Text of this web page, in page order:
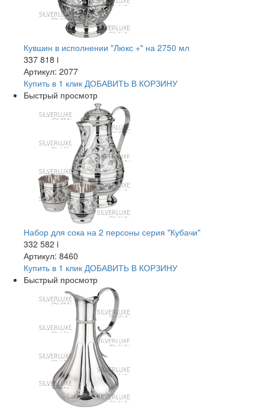
Кувшин в исполнении "Люкс +" на 2750 мл
337 818 i
Артикул: 2077
Купить в 1 клик ДОБАВИТЬ В КОРЗИНУ
Быстрый просмотр
Набор для сока на 2 персоны серия "Кубачи"
332 582 i
Артикул: 8460
Купить в 1 клик ДОБАВИТЬ В КОРЗИНУ
Быстрый просмотр